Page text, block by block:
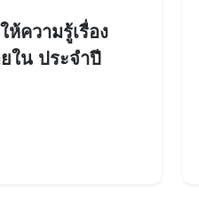
ห้ความรู้เรื่อง
ใน ประจำปี